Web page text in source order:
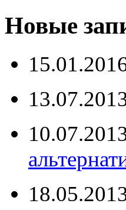
Новые